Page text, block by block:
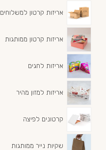
אריזות קרטון למשלוחים
אריזות קרטון ממותגות
אריזות לחגים
אריזות למזון מהיר
קרטונים לפיצה
שקיות נייר ממותגות